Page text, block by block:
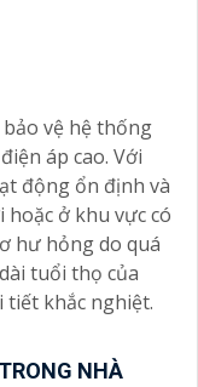
tiếng về sản
toàn tin cậy
nên mua từ các
của Dahua.☄️
đổi tùy vào
nên tìm hiểu kỹ
tính năng
vệ hệ thống
áp cao. Với
động ổn định và
ở khu vực có
hư hỏng do quá
tuổi thọ của
tiết khắc nghiệt.
NHÀ